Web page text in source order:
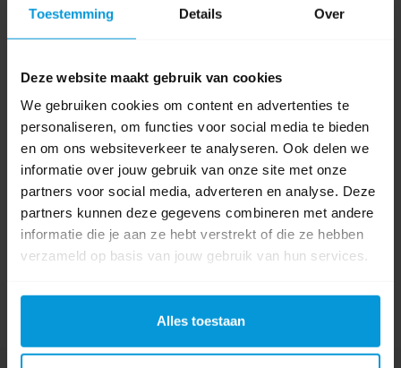
Toestemming Details Over
Deze website maakt gebruik van cookies
We gebruiken cookies om content en advertenties te
personaliseren, om functies voor social media te bieden
en om ons websiteverkeer te analyseren. Ook delen we
informatie over jouw gebruik van onze site met onze
partners voor social media, adverteren en analyse. Deze
partners kunnen deze gegevens combineren met andere
informatie die je aan ze hebt verstrekt of die ze hebben
verzameld op basis van jouw gebruik van hun services.
Alles toestaan
Product labels
0 beoordeling(en)
Schrijf als eerste voor dit product een beoordeling